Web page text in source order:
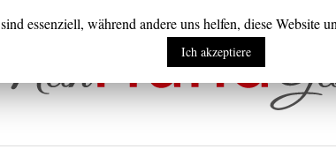
essenziell, während andere uns helfen, diese Website
Ich akzeptiere